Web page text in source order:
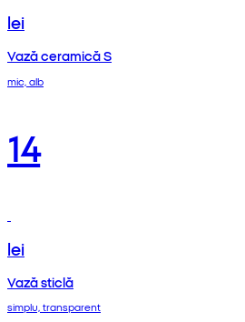
lei
Vază ceramică S
mic, alb
14
lei
Vază sticlă
simplu, transparent